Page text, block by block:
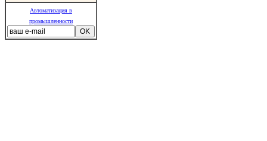
Автоматизация в
промышленности